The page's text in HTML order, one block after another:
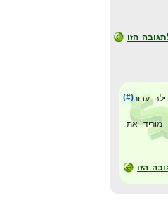
הזו
(#)עבור
מוריד את
הזו